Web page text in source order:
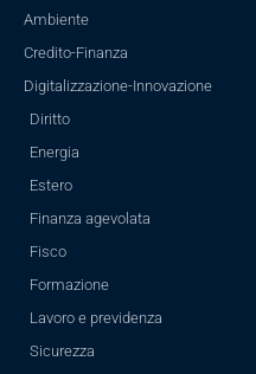
Ambiente
Credito-Finanza
Digitalizzazione-Innovazione
Diritto
Energia
Estero
Finanza agevolata
Fisco
Formazione
Lavoro e previdenza
Sicurezza